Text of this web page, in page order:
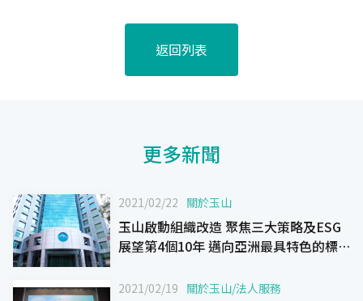
返回列表
更多新聞
2021/02/22 關於玉山
玉山啟動組織改造 聚焦三大策略及ESG
展望第4個10年 邁向亞洲最具特色的標
2021/02/19 關於玉山/法人服務